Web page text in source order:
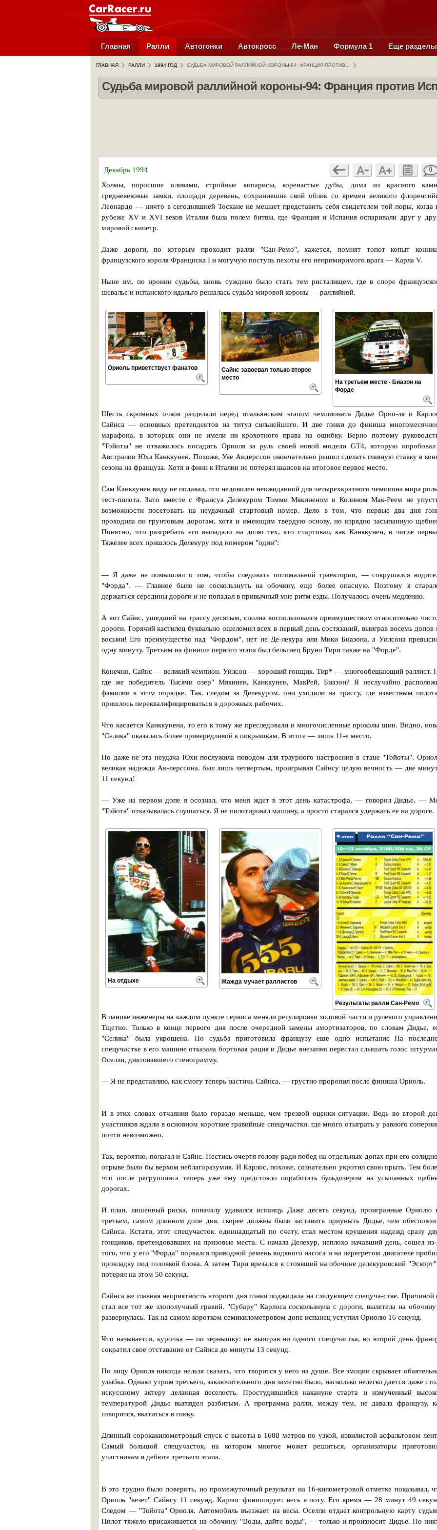
Главная Ралли Автогонки Автокросс Ле-Ман Формула 1 Еще разделы
ГЛАВНАЯ РАЛЛИ 1994 ГОД СУДЬБА МИРОВОЙ РАЛЛИЙНОЙ КОРОНЫ-94: ФРАНЦИЯ ПРОТИВ…
Судьба мировой раллийной короны-94: Франция против
Декабрь 1994 0
Холмы, поросшие оливами, стройные кипарисы, коренастые дубы, дома из красного
средневековые замки, площади деревень, сохранившие свой облик со времен великого
Леонардо — ничто в сегодняшней Тоскане не мешает представить себя свидетелем той поры, когда
рубеже XV и XVI веков Италия была полем битвы, где Франция и Испания оспаривали друг у
мировой скипетр.
Даже дороги, по которым проходит ралли "Сан-Ремо", кажется, помнят топот копыт
французского короля Франциска I и могучую поступь пехоты его непримиримого врага — Карла V.
Ныне им, по иронии судьбы, вновь суждено было стать тем ристалищем, где в споре
шевалье и испанского идальго решалась судьба мировой короны — раллийной.
Ориоль приветствует фанатов
Сайнс завоевал только второе
место
На третьем месте - Биазон на
Форде
Шесть скромных очков разделяли перед итальянским этапом чемпионата Дидье Орио-ля и
Сайнса — основных претендентов на титул сильнейшего. И две гонки до финиша
марафона, в которых они не имели ни крохотного права на ошибку. Верно поэтому
"Тойоты" не отважилось посадить Ориоля за руль своей новой модели GT4, которую
Австралии Юха Канккунен. Похоже, Уве Андерссон окончательно решил сделать главную ставку в
сезона на француза. Хотя и финн к Италии не потерял шансов на итоговое первое место.
Сам Канккунен виду не подавал, что недоволен неожиданной для четырехкратного чемпиона мира
тест-пилота. Зато вместе с Франсуа Делекуром Томми Мякиненом и Колином Мак-Реем не
возможности посетовать на неудачный стартовый номер. Дело в том, что первые два дня
проходила по грунтовым дорогам, хотя и имеющим твердую основу, но изрядно засыпанную
Понятно, что разгребать его выпадало на долю тех, кто стартовал, как Канккунен, в числе
Тяжелее всех пришлось Делекуру под номером "один":
— Я даже не помышлял о том, чтобы следовать оптимальной траектории, — сокрушался
"Форда". — Главное было не соскользнуть на обочину, еще более опасную. Поэтому я
держаться середины дороги и не попадал в привычный мне ритм езды. Получалось очень медленно.
А вот Сайнс, ушедший на трассу десятым, сполна воспользовался преимуществом относительно
дороги. Горячий кастилец буквально ошеломил всех в первый день состязаний, выиграв восемь допов
восьми! Его преимущество над "Фордом", нет не Де-лекура или Мики Биазона, а Уилсона
одну минуту. Третьим на финише первого этапа был бельгиец Бруно Тири также на "Форде".
Конечно, Сайнс — великий чемпион. Уилсон — хороший гонщик. Тир* — многообещающий раллист.
где же победитель Тысячи озер" Мякинен, Канккунен, МакРей, Биазон? Я неслучайно
фамилии в этом порядке. Так. следом за Делекуром. они уходили на трассу, где известным
пришлось переквалифицироваться в дорожных рабочих.
Что касается Канккунена, то его к тому же преследовали и многочисленные проколы шин. Видно,
"Селика" оказалась более привередливой к покрышкам. В итоге — лишь 11-е место.
Но даже не эта неудача Юхи послужила поводом для траурного настроения в стане "Тойоты".
великая надежда Ан-лерссона. был лишь четвертым, проигрывая Сайнсу целую вечность — две
11 секунд!
— Уже на первом допе я осознал, что меня ждет в этот день катастрофа, — говорил Дидье. —
"Тойота" отказывалась слушаться. Я не пилотировал машину, а просто старался удержать ее на дороге.
На отдыхе Жажда мучает раллистов
Результаты ралли Сан-Ремо
В панике инженеры на каждом пункте сервиса меняли регулировки ходовой части и рулевого
Тщетно. Только в конце первого дня после очередной замены амортизаторов, по словам Дидье,
"Селика" была укрощена. Но судьба приготовила французу еще одно испытание На
спецучастке в его машине отказала бортовая рация и Дидье внезапно перестал слышать голос
Оселли, диктовавшего стенограмму.
— Я не представляю, как смогу теперь настичь Сайнса, — грустно проронил после финиша Ориоль.
И в этих словах отчаяния было гораздо меньше, чем трезвой оценки ситуации. Ведь во второй
участников ждали в основном короткие гравийные спецучастки. где много отыграть у равного
почти невозможно.
Так, вероятно, полагал и Сайнс. Нестись очертя голову ради побед на отдельных допах при его
отрыве было бы верхом неблагоразумия. И Карлос, похоже, сознательно укротил свою прыть. Тем
что после регруппинга теперь уже ему предстояло поработать бульдозером на усыпанных
дорогах.
И план, лишенный риска, поначалу удавался испанцу. Даже десять секунд, проигранные Ориолю
третьем, самом длинном допе дня. скорее должны были заставить приуныть Дидье, чем
Сайнса. Кстати, этот спецучасток. одиннадцатый по счету, стал местом крушения надежд сразу
гонщиков, претендовавших на призовые места. С начала Делекур, неплохо начавший день, сошел из-
того, что у его "Форда" порвался приводной ремень водяного насоса и на перегретом двигателе
прокладку под головкой блока. А затем Тири врезался в стоявший на обочине делекуровский
потерял на этом 50 секунд.
Сайнса же главная неприятность второго дня гонки поджидала на следующем спецуча-стке. Причиной
стал все тот же злополучный гравий. "Субару" Карлоса соскользнула с дороги, вылетела на
развернулась. Так на самом коротком семикилометровом допе испанец уступил Ориолю 16 секунд.
Что называется, курочка — по зернышку: не выиграв ни одного спецучастка, во второй день
сократил свое отставание от Сайнса до минуты 13 секунд.
По лицу Ориоля никогда нельзя сказать, что творится у него на душе. Все эмоции скрывает
улыбка. Однако утром третьего, заключительного дня заметно было, насколько нелегко дается даже
искуссному актеру деланная веселость. Простудившийся накануне старта и измученный
температурой Дидье выглядел разбитым. А программа ралли, между тем, не давала французу,
говорится, вкатиться в гонку.
Длинный сорокакилометровый спуск с высоты в 1600 метров по узкой, извилистой асфальтовом
Самый большой спецучасток, на котором многое может решиться, организаторы
участникам в дебюте третьего этапа.
В это трудно было поверить, но промежуточный результат на 16-километровой отметке показывал,
Ориоль "везет" Сайнсу 11 секунд. Карлос финиширует весь в поту. Его время — 28 минут 49
Следом — "Тойота" Ориоля. Автомобиль въезжает на весы. Оселли отдает контрольную карту
Пилот тяжело присаживается на обочину. "Воды, дайте воды", — только и произносит Дидье. Но